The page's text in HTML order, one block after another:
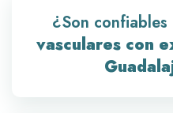
¿Son confiables
vasculares con